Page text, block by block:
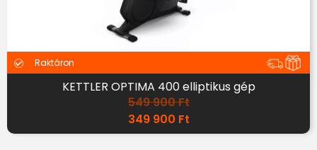
Raktáron
KETTLER OPTIMA 400 elliptikus gép
549 900Ft
349 900 Ft